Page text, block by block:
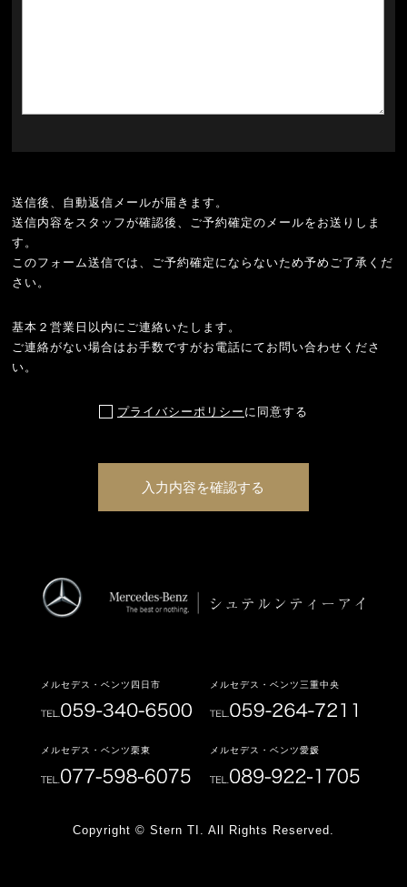
送信後、自動返信メールが届きます。
送信内容をスタッフが確認後、ご予約確定のメールをお送りしま
す。
このフォーム送信では、ご予約確定にならないため予めご了承くだ
さい。
基本２営業日以内にご連絡いたします。
ご連絡がない場合はお手数ですがお電話にてお問い合わせくださ
い。
プライバシーポリシー に同意する
メルセデス・ベンツ四日市 メルセデス・ベンツ三重中央
メルセデス・ベンツ栗東 メルセデス・ベンツ愛媛
Copyright © Stern TI. All Rights Reserved.